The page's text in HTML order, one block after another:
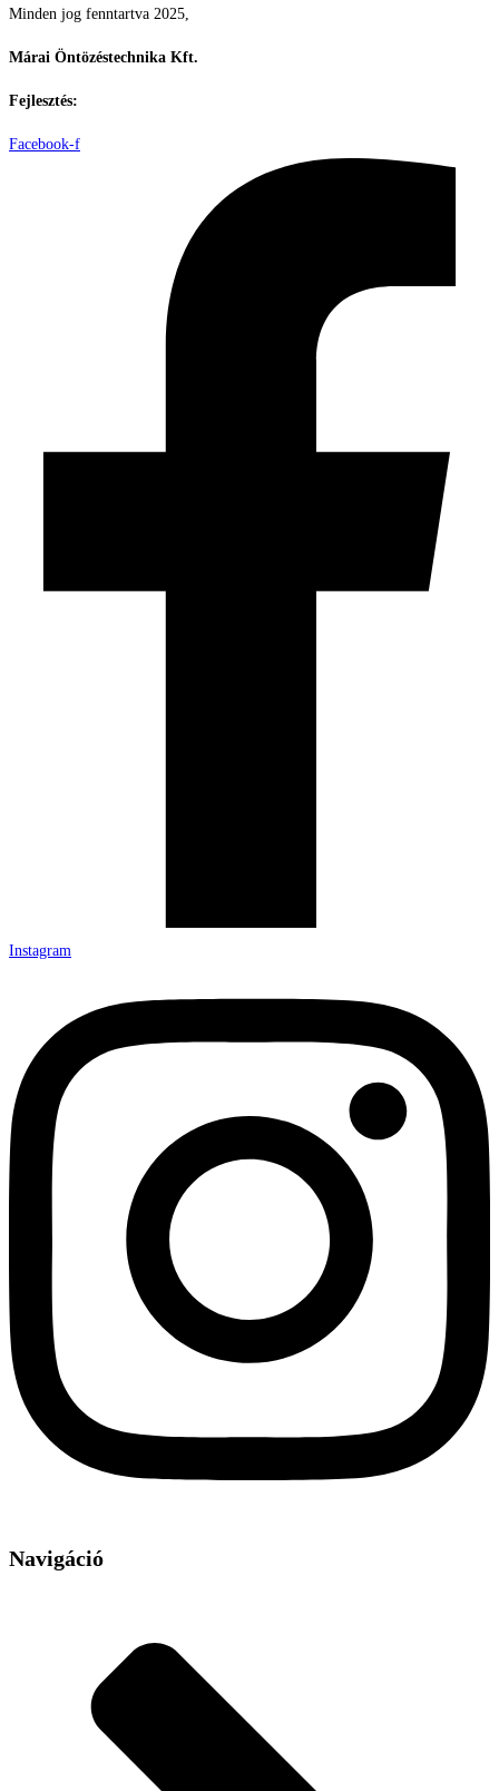
Minden jog fenntartva 2025,
Márai Öntözéstechnika Kft.
Fejlesztés:
Facebook-f
Instagram
Navigáció